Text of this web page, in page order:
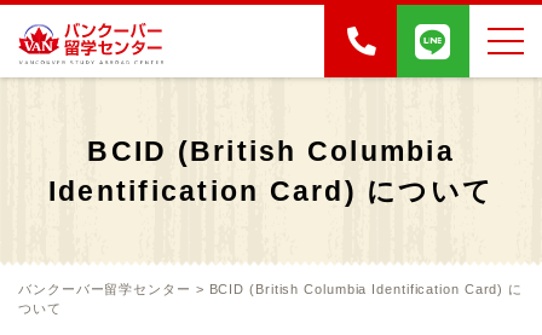
BCID (British Columbia
Identification Card) について
バンクーバー留学センター > BCID (British Columbia Identification Card) に
ついて